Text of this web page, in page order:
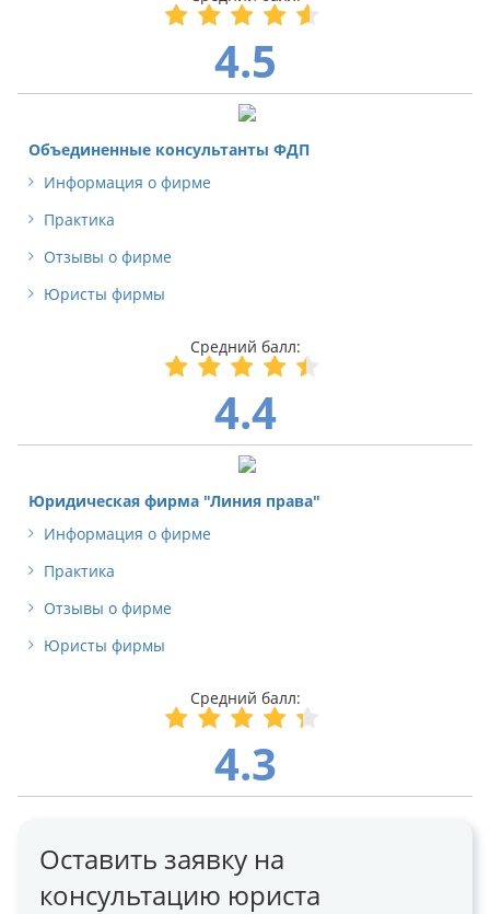
4.5
Объединенные консультанты ФДП
Информация о фирме
Практика
Отзывы о фирме
Юристы фирмы
4.4
Юридическая фирма "Линия права"
Информация о фирме
Практика
Отзывы о фирме
Юристы фирмы
4.3
Оставить заявку на
консультацию юриста